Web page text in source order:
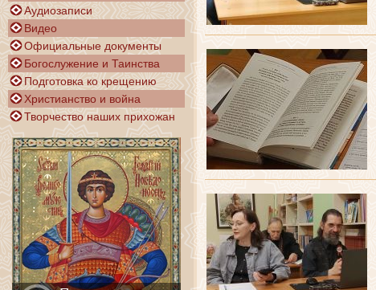
Аудиозаписи
Видео
Официальные документы
Богослужение и Таинства
Подготовка ко крещению
Христианство и война
Творчество наших прихожан